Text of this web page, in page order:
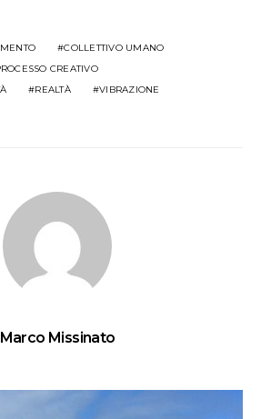
COLLETTIVO UMANO
CREATIVO
REALTÀ VIBRAZIONE
Marco Missinato